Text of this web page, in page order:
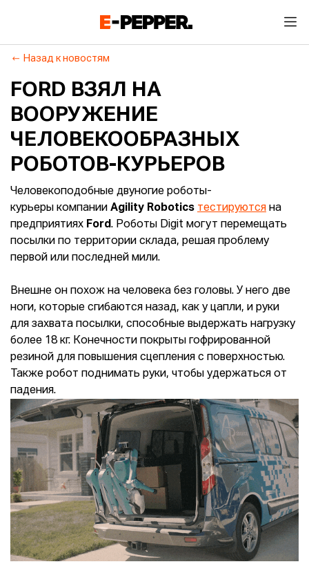
Назад к новостям
FORD ВЗЯЛ НА
ВООРУЖЕНИЕ
ЧЕЛОВЕКООБРАЗНЫХ
РОБОТОВ-КУРЬЕРОВ
Человекоподобные двуногие роботы-
курьеры компании Agility Robotics тестируются на
предприятиях Ford. Роботы Digit могут перемещать
посылки по территории склада, решая проблему
первой или последней мили.
Внешне он похож на человека без головы. У него две
ноги, которые сгибаются назад, как у цапли, и руки
для захвата посылки, способные выдержать нагрузку
более 18 кг. Конечности покрыты гофрированной
резиной для повышения сцепления с поверхностью.
Также робот поднимать руки, чтобы удержаться от
падения.